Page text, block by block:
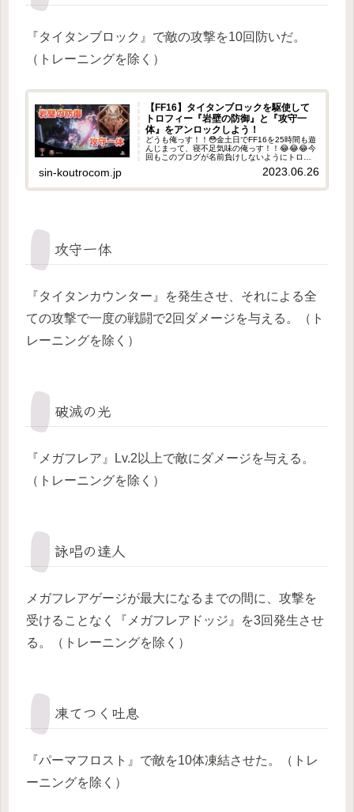
『タイタンブロック』で敵の攻撃を10回防いだ。
（トレーニングを除く）
【FF16】タイタンブロックを駆使して
トロフィー『岩壁の防御』と『攻守一
体』をアンロックしよう！
どうも俺っす！！😳金土日でFF16を25時間も遊
んじまって、寝不足気味の俺っす！！😂😂😂今
回もこのブログが名前負けしないようにトロフ
う😳⚠️ただし、ストーリーのネタバレにも関わる
sin-koutrocom.jp 2023.06.26
攻守一体
『タイタンカウンター』を発生させ、それによる全
ての攻撃で一度の戦闘で2回ダメージを与える。（ト
レーニングを除く）
破滅の光
『メガフレア』Lv.2以上で敵にダメージを与える。
（トレーニングを除く）
詠唱の達人
メガフレアゲージが最大になるまでの間に、攻撃を
受けることなく『メガフレアドッジ』を3回発生させ
る。（トレーニングを除く）
凍てつく吐息
『パーマフロスト』で敵を10体凍結させた。（トレ
ーニングを除く）